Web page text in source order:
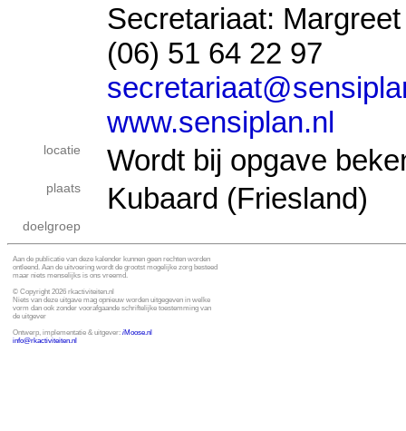
Secretariaat:
(06) 51 64 22 97
www.sensiplan.nl
locatie Wordt bij opgave
plaats Kubaard (Friesland)
doelgroep
Aan de publicatie van deze kalender kunnen geen rechten worden
ontleend. Aan de uitvoering wordt de grootst mogelijke zorg besteed
maar niets menselijks is ons vreemd.
© Copyright 2026 rkactiviteiten.nl
Niets van deze uitgave mag opnieuw worden uitgegeven in welke
vorm dan ook zonder voorafgaande schriftelijke toestemming van
de uitgever
Ontwerp, implementatie & uitgever: iMoose.nl
info@rkactiviteiten.nl